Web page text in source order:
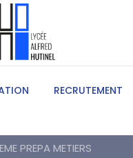
RECRUTEMENT
PREPA METIERS